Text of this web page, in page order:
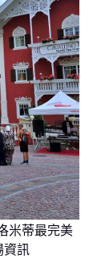
米蒂最完美
資訊